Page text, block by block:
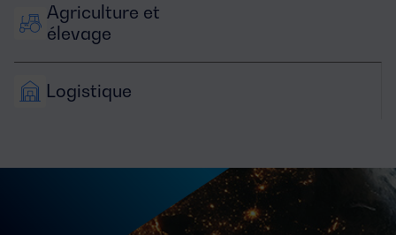
Agriculture et
élevage
Logistique